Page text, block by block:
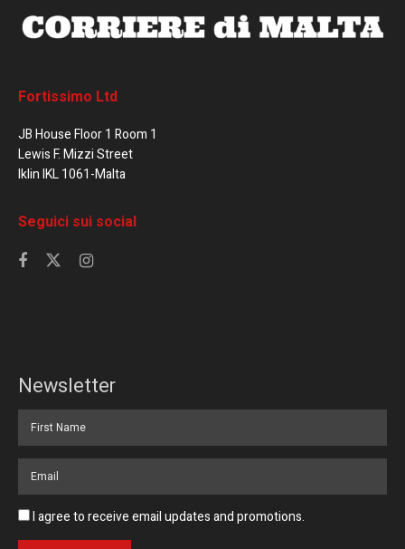
Fortissimo Ltd
JB House Floor 1 Room 1
Lewis F. Mizzi Street
Iklin IKL 1061-Malta
Seguici sui social
Newsletter
I agree to receive email updates and promotions.